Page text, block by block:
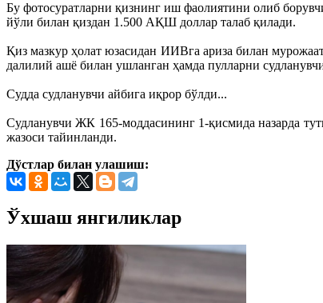
Бу фотосуратларни қизнинг иш фаолиятини олиб
йўли билан қиздан 1.500 АҚШ доллар талаб қилади.
Қиз мазкур ҳолат юзасидан ИИВга ариза билан
далилий ашё билан ушланган ҳамда пулларни
Судда судланувчи айбига иқрор бўлди...
Судланувчи ЖК 165-моддасининг 1-қисмида назарда
жазоси тайинланди.
Дўстлар билан улашиш:
Ўхшаш янгиликлар